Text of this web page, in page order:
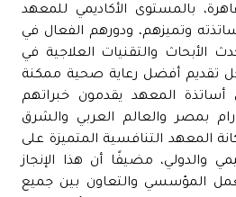
بالمستوى الأكاديمي للمعهد
وتميزهم، ودورهم الفعال في
الأبحاث والتقنيات العلاجية في
تقديم أفضل رعاية صحية ممكنة
المعهد يقدمون خبراتهم
بمصر والعالم العربي والشرق
المعهد التنافسية المتميزة على
والدولي، مضيفًا أن هذا الإنجاز
المؤسسي والتعاون بين جميع